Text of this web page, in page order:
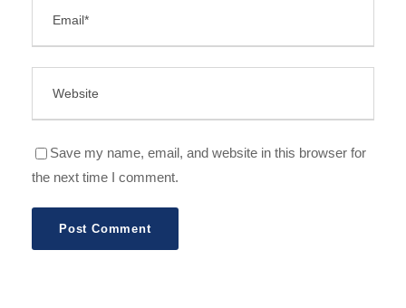
Save my name, email, and website in this browser for
the next time I comment.